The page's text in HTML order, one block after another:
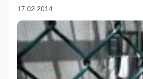
17.02.2014